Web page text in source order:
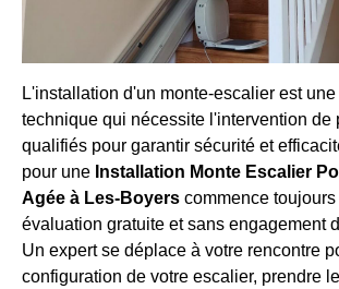
L'installation d'un monte-escalier est
technique qui nécessite l'intervention de
qualifiés pour garantir sécurité et
pour une Installation Monte Escalier
Agée à Les-Boyers commence
évaluation gratuite et sans engagement
Un expert se déplace à votre rencontre
configuration de votre escalier, prendre